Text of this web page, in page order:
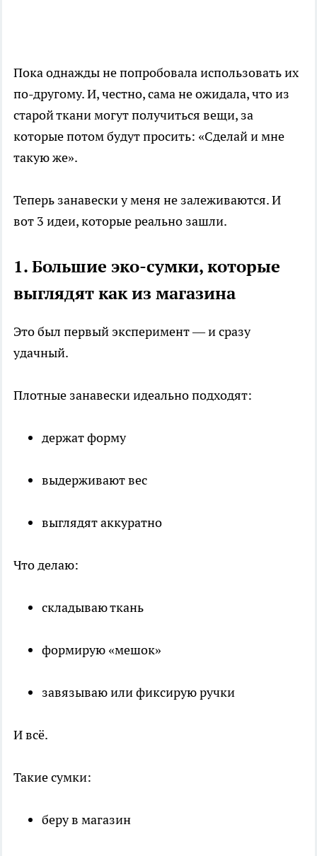
Пока однажды не попробовала использовать их
по-другому. И, честно, сама не ожидала, что из
старой ткани могут получиться вещи, за
которые потом будут просить: «Сделай и мне
такую же».
Теперь занавески у меня не залеживаются. И
вот 3 идеи, которые реально зашли.
1. Большие эко-сумки, которые
выглядят как из магазина
Это был первый эксперимент — и сразу
удачный.
Плотные занавески идеально подходят:
держат форму
выдерживают вес
выглядят аккуратно
Что делаю:
складываю ткань
формирую «мешок»
завязываю или фиксирую ручки
И всё.
Такие сумки:
беру в магазин